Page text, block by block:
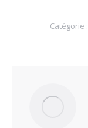
Catégorie :